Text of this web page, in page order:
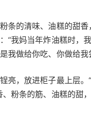
条的清味、油糕的甜
我妈当年炸油糕时，
做给你吃、你做给我
亮，放进柜子最上层
粉条的筋、油糕的甜